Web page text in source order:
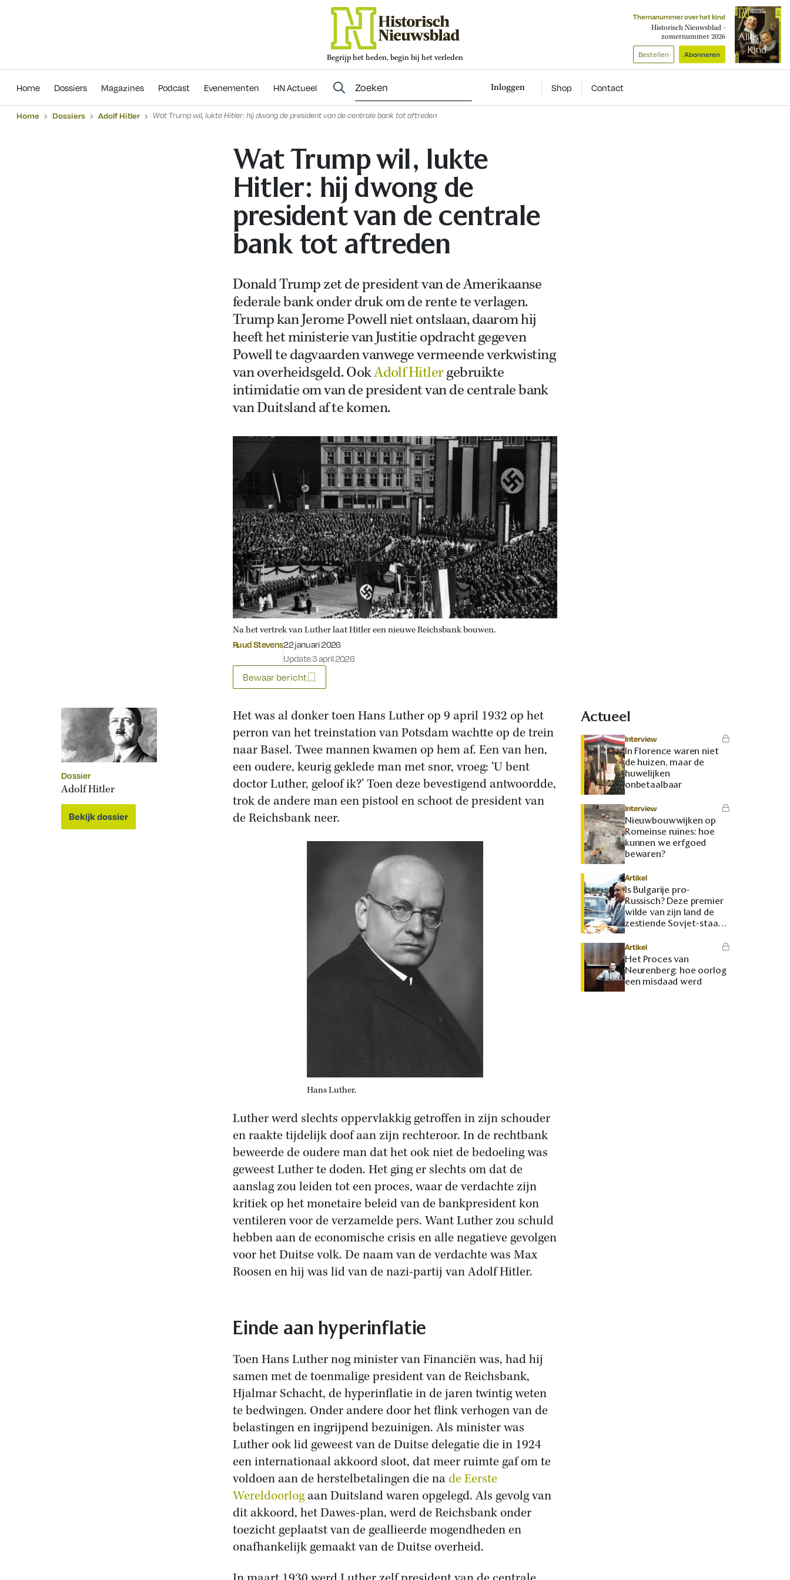
Begrijp het heden, begin bij het verleden
Themanummer over het kind
Historisch Nieuwsblad -
zomernummer 2026
Bestellen Abonneren
Home Dossiers Magazines Podcast Evenementen HN Actueel Inloggen Shop Contact
Evenementen
Home Dossiers Adolf Hitler Wat Trump wil, lukte Hitler: hij dwong de president van de centrale bank tot aftreden
Wat Trump wil, lukte
Hitler: hij dwong de
president van de centrale
bank tot aftreden
Donald Trump zet de president van de Amerikaanse
federale bank onder druk om de rente te verlagen.
Trump kan Jerome Powell niet ontslaan, daarom hij
heeft het ministerie van Justitie opdracht gegeven
Powell te dagvaarden vanwege vermeende verkwisting
van overheidsgeld. OokAdolf Hitlergebruikte
intimidatie om van de president van de centrale bank
van Duitsland af te komen.
Na het vertrek van Luther laat Hitler een nieuwe Reichsbank bouwen.
Ruud StevensGepubliceerd op:
22 januari 2026
Update 3 april 2026
Bewaar bericht
Dossier
Adolf Hitler
Bekijk dossier
Het was al donker toen Hans Luther op 9 april 1932 op het
perron van het treinstation van Potsdam wachtte op de trein
naar Basel. Twee mannen kwamen op hem af. Een van hen,
een oudere, keurig geklede man met snor, vroeg: ‘U bent
doctor Luther, geloof ik?’ Toen deze bevestigend antwoordde,
trok de andere man een pistool en schoot de president van
de Reichsbank neer.
Hans Luther.
Luther werd slechts oppervlakkig getroffen in zijn schouder
en raakte tijdelijk doof aan zijn rechteroor. In de rechtbank
beweerde de oudere man dat het ook niet de bedoeling was
geweest Luther te doden. Het ging er slechts om dat de
aanslag zou leiden tot een proces, waar de verdachte zijn
kritiek op het monetaire beleid van de bankpresident kon
ventileren voor de verzamelde pers. Want Luther zou schuld
hebben aan de economische crisis en alle negatieve gevolgen
voor het Duitse volk. De naam van de verdachte was Max
Roosen en hij was lid van de nazi-partij van Adolf Hitler.
Einde aan hyperinflatie
Toen Hans Luther nog minister van Financiën was, had hij
samen met de toenmalige president van de Reichsbank,
Hjalmar Schacht, de hyperinflatie in de jaren twintig weten
te bedwingen. Onder andere door het flink verhogen van de
belastingen en ingrijpend bezuinigen. Als minister was
Luther ook lid geweest van de Duitse delegatie die in 1924
een internationaal akkoord sloot, dat meer ruimte gaf om te
voldoen aan de herstelbetalingen die nade Eerste
Wereldoorlogaan Duitsland waren opgelegd. Als gevolg van
dit akkoord, het Dawes-plan, werd de Reichsbank onder
toezicht geplaatst van de geallieerde mogendheden en
onafhankelijk gemaakt van de Duitse overheid.
Actueel
Interview
In Florence waren niet
de huizen, maar de
huwelijken
onbetaalbaar
Interview
Nieuwbouwwijken op
Romeinse ruïnes: hoe
kunnen we erfgoed
bewaren?
Artikel
Is Bulgarije pro-
Russisch? Deze premier
wilde van zijn land de
zestiende Sovjet-staat
maken
Artikel
Het Proces van
Neurenberg: hoe oorlog
een misdaad werd